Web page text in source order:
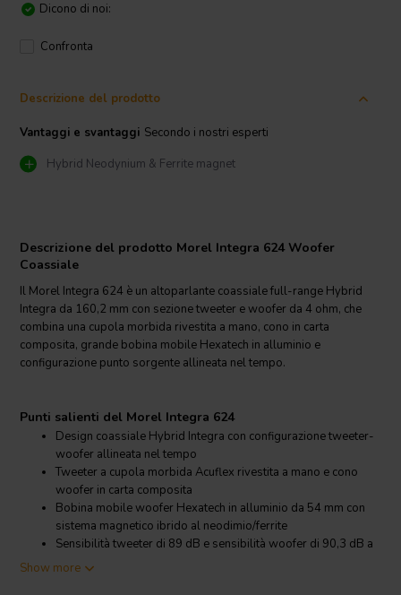
Dicono di noi:
Confronta
Descrizione del prodotto
Vantaggi e svantaggi Secondo i nostri esperti
Hybrid Neodynium & Ferrite magnet
Descrizione del prodotto Morel Integra 624 Woofer
Coassiale
Il Morel Integra 624 è un altoparlante coassiale full-range Hybrid
Integra da 160,2 mm con sezione tweeter e woofer da 4 ohm, che
combina una cupola morbida rivestita a mano, cono in carta
composita, grande bobina mobile Hexatech in alluminio e
configurazione punto sorgente allineata nel tempo.
Punti salienti del Morel Integra 624
Design coassiale Hybrid Integra con configurazione tweeter-
woofer allineata nel tempo
Tweeter a cupola morbida Acuflex rivestita a mano e cono
woofer in carta composita
Bobina mobile woofer Hexatech in alluminio da 54 mm con
sistema magnetico ibrido al neodimio/ferrite
Sensibilità tweeter di 89 dB e sensibilità woofer di 90,3 dB a
2,83 V/1 m
Show more